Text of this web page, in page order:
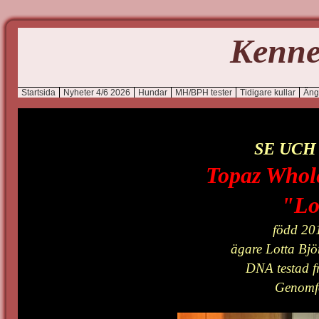
Startsida Nyheter 4/6 2026 Hundar MH/BPH tester Tidigare kullar
SE
Topaz
född
ägare Lotta
DNA testad